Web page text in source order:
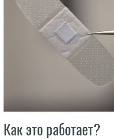
Как это работает?